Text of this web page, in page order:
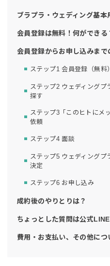
ブラプラ・ウェディング基本
会員登録は無料！何ができる
会員登録からお申し込みまで
ステップ1 会員登録（無料）
ステップ2 ウェディングプ
探す
ステップ3「このヒトにメ
依頼
ステップ4 面談
ステップ5 ウェディングプ
決定
ステップ6 お申し込み
成約後のやりとりは？
ちょっとした質問は公式
費用・お支払い、その他につ